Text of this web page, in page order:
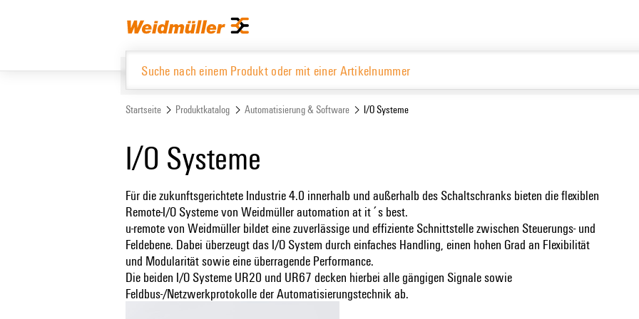
Produktkatalog
Startseite Produktkatalog Automatisierung & Software I/O Systeme
I/O Systeme
Für die zukunftsgerichtete Industrie 4.0 innerhalb und außerhalb des Schaltschranks bieten die flexiblen
Remote-I/O Systeme von Weidmüller automation at it´s best.
u-remote von Weidmüller bildet eine zuverlässige und effiziente Schnittstelle zwischen Steuerungs- und
Feldebene. Dabei überzeugt das I/O System durch einfaches Handling, einen hohen Grad an Flexibilität
und Modularität sowie eine überragende Performance.
Die beiden I/O Systeme UR20 und UR67 decken hierbei alle gängigen Signale sowie
Feldbus-/Netzwerkprotokolle der Automatisierungstechnik ab.